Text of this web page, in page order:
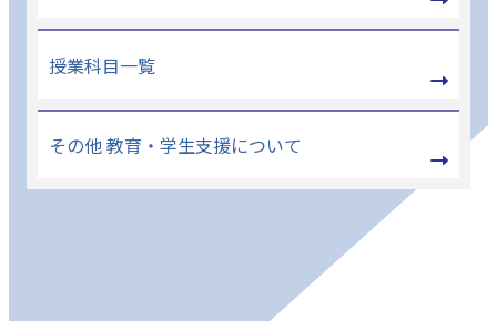
授業科目一覧
その他 教育・学生支援について